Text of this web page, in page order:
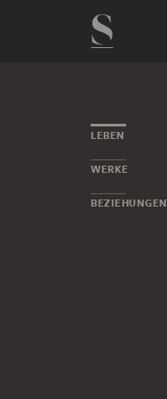
LEBEN
WERKE
BEZIEHUNGEN